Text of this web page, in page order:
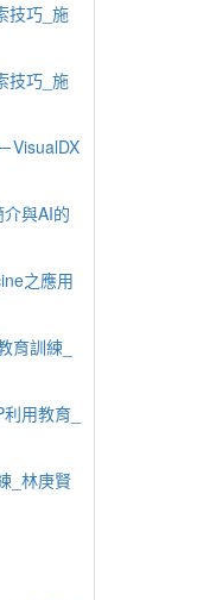
技巧_施
技巧_施
VisualDX
與AI的
之應用
訓練_
用教育_
_林庚賢